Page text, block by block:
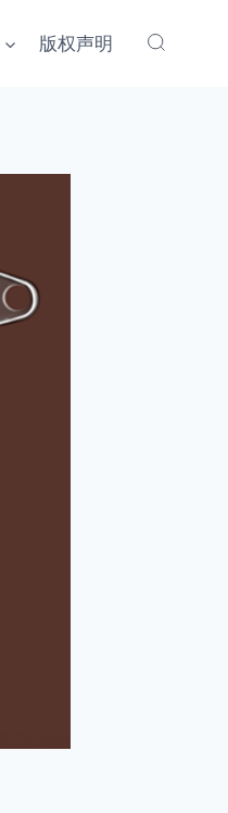
版权声明